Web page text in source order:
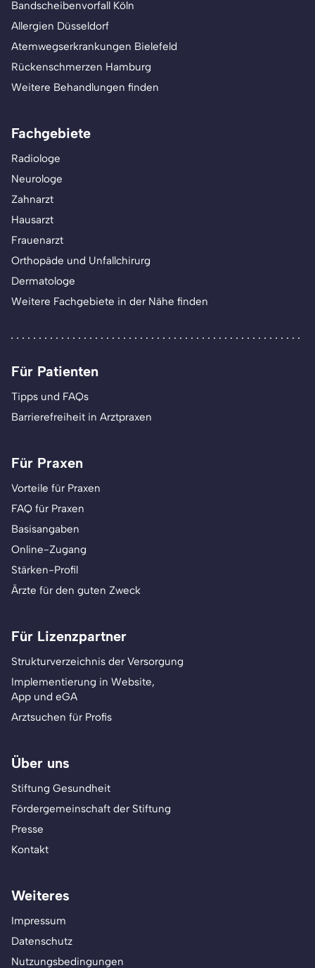
Bandscheibenvorfall Köln
Allergien Düsseldorf
Atemwegserkrankungen Bielefeld
Rückenschmerzen Hamburg
Weitere Behandlungen finden
Fachgebiete
Radiologe
Neurologe
Zahnarzt
Hausarzt
Frauenarzt
Orthopäde und Unfallchirurg
Dermatologe
Weitere Fachgebiete in der Nähe finden
Für Patienten
Tipps und FAQs
Barrierefreiheit in Arztpraxen
Für Praxen
Vorteile für Praxen
FAQ für Praxen
Basisangaben
Online-Zugang
Stärken-Profil
Ärzte für den guten Zweck
Für Lizenzpartner
Strukturverzeichnis der Versorgung
Implementierung in Website,
App und eGA
Arztsuchen für Profis
Über uns
Stiftung Gesundheit
Fördergemeinschaft der Stiftung
Presse
Kontakt
Weiteres
Impressum
Datenschutz
Nutzungsbedingungen